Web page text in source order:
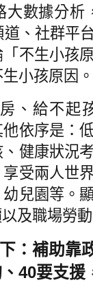
大數據分析
、社群平
不生小孩
小孩原因。
、給不起
他依序是：
健康狀況
受兩人世
兒園等。
及職場勞
：補助靠
40要支援